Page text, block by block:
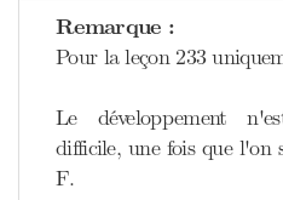
Remarque :
Pour la leçon 233
Le développement
difficile, une fois que l'on
F.